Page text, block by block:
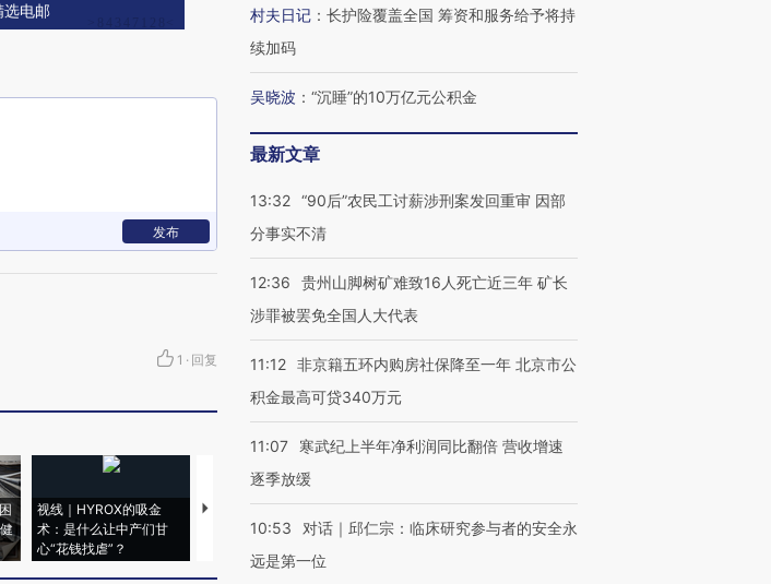
选电邮
发布
1 · 回复
视线｜HYROX的吸金
术：是什么让中产们甘
心“花钱找虐”？
马航飞行员跨国走私7万
粒摇头丸 尿检体内含3种
视线｜被称为“蟑螂”的印
度Z世代 用街头抗争将教
视线｜“入侵”还是“人道危
机”？难民潮撕裂西班牙
村夫日记 ： 长护险覆盖全国 筹资和服务给予将持
续加码
吴晓波 ： “沉睡”的10万亿元公积金
最新文章
13:32 “90后”农民工讨薪涉刑案发回重审 因部
分事实不清
12:36
贵州山脚树矿难致16人死亡近三年 矿长
涉罪被罢免全国人大代表
11:12 非京籍五环内购房社保降至一年 北京市公
积金最高可贷340万元
11:07
寒武纪上半年净利润同比翻倍 营收增速
逐季放缓
10:53
对话｜邱仁宗：临床研究参与者的安全永
远是第一位